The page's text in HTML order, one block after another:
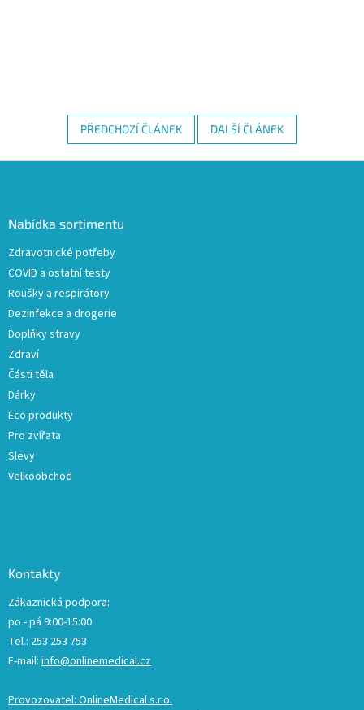
PŘEDCHOZÍ ČLÁNEK DALŠÍ ČLÁNEK
Nabídka sortimentu
Zdravotnické potřeby
COVID a ostatní testy
Roušky a respirátory
Dezinfekce a drogerie
Doplňky stravy
Zdraví
Části těla
Dárky
Eco produkty
Pro zvířata
Slevy
Velkoobchod
Kontakty
Zákaznická podpora:
po - pá 9:00-15:00
Tel.: 253 253 753
E-mail: info@onlinemedical.cz
Provozovatel: OnlineMedical s.r.o.